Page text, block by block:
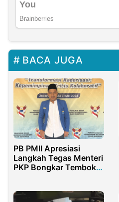
BACA JUGA
PB PMII Apresiasi
Langkah Tegas Menteri
PKP Bongkar Tembok